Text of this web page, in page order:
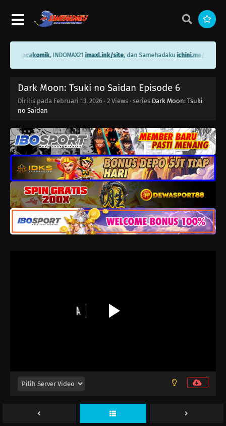
bacakomik, INDOMAX21imaxl.ink/site, dan Samehadakuichini.me/
Dark Moon: Tsuki no Saidan Episode 6
Dirilis pada Februari 13, 2026 · 2 Views · series Dark Moon: Tsuki
no Saidan
Dark Moon: Tsuki no Saidan Episode 12